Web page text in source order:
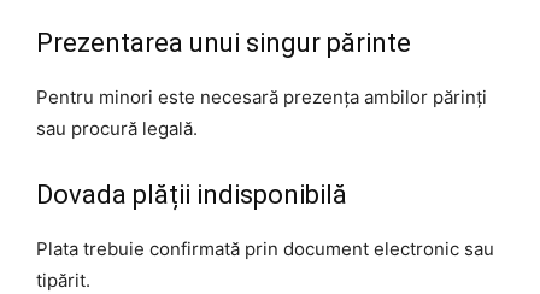
Prezentarea unui singur părinte
Pentru minori este necesară prezența ambilor părinți
sau procură legală.
Dovada plății indisponibilă
Plata trebuie confirmată prin document electronic sau
tipărit.